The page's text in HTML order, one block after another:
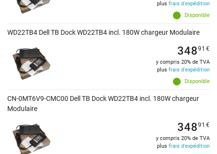
Disponible
plus frais d'expédition
WD22TB4 Dell TB Dock WD22TB4 incl. 180W chargeur Modulaire
Disponible
34891 €
y compris 20% de TVA
plus frais d'expédition
CN-0MT6V9-CMC00 Dell TB Dock WD22TB4 incl. 180W chargeur
Modulaire
34891 €
y compris 20% de TVA
plus frais d'expédition